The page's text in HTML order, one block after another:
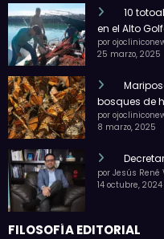
10
en el Alto
por
25 marzo, 2025
bosques de
por
8 marzo, 2025
por Jesús
14 octubre, 2024
FILOSOFÍA EDITORIAL